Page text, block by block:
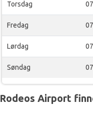
Torsdag
Fredag
Lørdag
Søndag
Airport